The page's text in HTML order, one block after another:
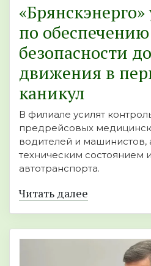
по обеспечению
безопасности
движения в
каникул
В филиале усилят
предрейсовых
водителей и машинистов,
техническим
автотранспорта.
Читать далее